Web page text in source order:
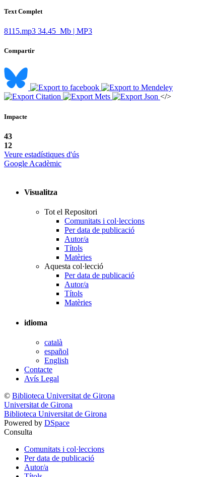
Text Complet
8115.mp3 34.45 Mb | MP3
Compartir
</>
Impacte
43
12
Veure estadístiques d'ús
Google Acadèmic
Visualitza
Tot el Repositori
Comunitats i col·leccions
Per data de publicació
Autor/a
Títols
Matèries
Aquesta col·lecció
Per data de publicació
Autor/a
Títols
Matèries
idioma
català
español
English
Contacte
Avís Legal
© Biblioteca Universitat de Girona
Universitat de Girona
Biblioteca Universitat de Girona
Powered by DSpace
Consulta
Comunitats i col·leccions
Per data de publicació
Autor/a